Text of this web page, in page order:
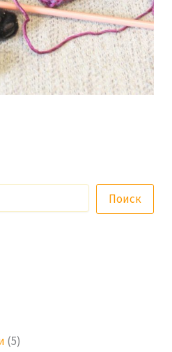
Поиск
(5)